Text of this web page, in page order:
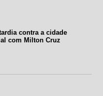
contra a cidade
com Milton Cruz